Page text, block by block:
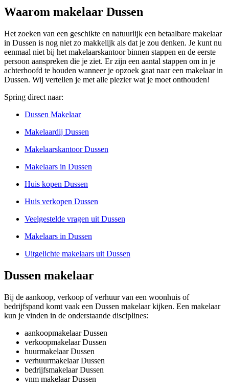
Waarom makelaar Dussen
Het zoeken van een geschikte en natuurlijk een betaalbare makelaar
in Dussen is nog niet zo makkelijk als dat je zou denken. Je kunt nu
eenmaal niet bij het makelaarskantoor binnen stappen en de eerste
persoon aanspreken die je ziet. Er zijn een aantal stappen om in je
achterhoofd te houden wanneer je opzoek gaat naar een makelaar in
Dussen. Wij vertellen je met alle plezier wat je moet onthouden!
Spring direct naar:
Dussen Makelaar
Makelaardij Dussen
Makelaarskantoor Dussen
Makelaars in Dussen
Huis kopen Dussen
Huis verkopen Dussen
Veelgestelde vragen uit Dussen
Makelaars in Dussen
Uitgelichte makelaars uit Dussen
Dussen makelaar
Bij de aankoop, verkoop of verhuur van een woonhuis of
bedrijfspand komt vaak een Dussen makelaar kijken. Een makelaar
kun je vinden in de onderstaande disciplines:
aankoopmakelaar Dussen
verkoopmakelaar Dussen
huurmakelaar Dussen
verhuurmakelaar Dussen
bedrijfsmakelaar Dussen
vnm makelaar Dussen